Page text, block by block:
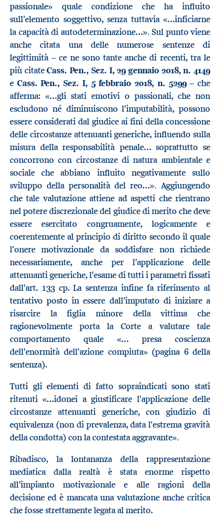
passionale» quale condizione che ha influito
sull’elemento soggettivo, senza tuttavia «…inficiarne
la capacità di autodeterminazione…». Sul punto viene
anche citata una delle numerose sentenze di
legittimità – ce ne sono tante anche di recenti, tra le
più citateCass. Pen., Sez. I, 29 gennaio 2018, n. 4149
e Cass. Pen., Sez. I, 5 febbraio 2018, n. 5299– che
afferma: «…gli stati emotivi o passionali, che non
escludono né diminuiscono l'imputabilità, possono
essere considerati dal giudice ai fini della concessione
delle circostanze attenuanti generiche, influendo sulla
misura della responsabilità penale… soprattutto se
concorrono con circostanze di natura ambientale e
sociale che abbiano influito negativamente sullo
sviluppo della personalità del reo…».Aggiungendo
che tale valutazione attiene ad aspetti che rientrano
nel potere discrezionale del giudice di merito che deve
essere esercitato congruamente, logicamente e
coerentemente al principio di diritto secondo il quale
l'onere motivazionale da soddisfare non richiede
necessariamente, anche per l’applicazione delle
attenuanti generiche, l'esame di tutti i parametri fissati
dall'art. 133 cp. La sentenza infine fa riferimento al
tentativo posto in essere dall’imputato di iniziare a
risarcire la figlia minore della vittima che
ragionevolmente porta la Corte a valutare tale
comportamento quale «… presa coscienza
dell'enormità dell'azione compiuta» (pagina 6 della
sentenza).
Tutti gli elementi di fatto sopraindicati sono stati
ritenuti «…idonei a giustificare l'applicazione delle
circostanze attenuanti generiche, con giudizio di
equivalenza (non di prevalenza, data l'estrema gravità
della condotta) con la contestata aggravante».
Ribadisco, la lontananza della rappresentazione
mediatica dalla realtà è stata enorme rispetto
all’impianto motivazionale e alle ragioni della
decisione ed è mancata una valutazione anche critica
che fosse strettamente legata al merito.